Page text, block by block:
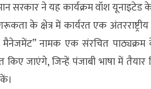
सरकार ने यह कार्यक्रम वॉश यूनाइटेड
के क्षेत्र में कार्यरत एक
मैनेजमेंट” नामक एक संरचित
किए जाएंगे, जिन्हें पंजाबी भाषा में